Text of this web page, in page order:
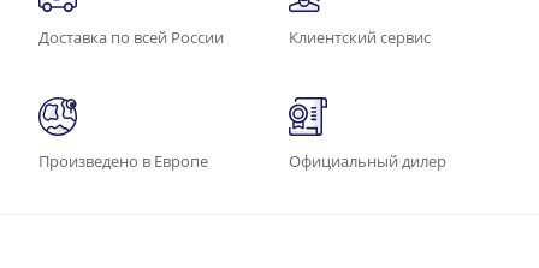
Доставка по всей России Клиентский сервис
Произведено в Европе Официальный дилер